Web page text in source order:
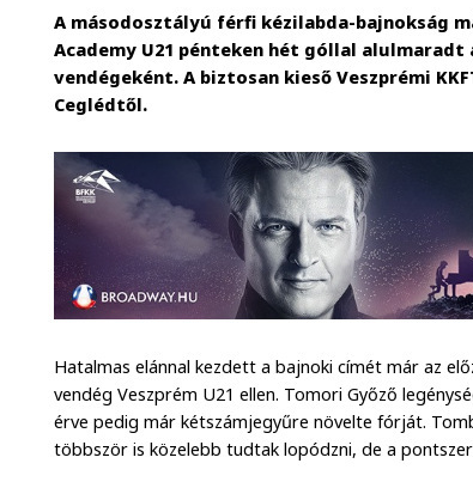
A másodosztályú férfi kézilabda-bajnokság
Academy U21 pénteken hét góllal alulmaradt
vendégeként. A biztosan kieső Veszprémi
Ceglédtől.
Hatalmas elánnal kezdett a bajnoki címét már az
vendég Veszprém U21 ellen. Tomori Győző
érve pedig már kétszámjegyűre növelte fórját.
többször is közelebb tudtak lopódzni, de a